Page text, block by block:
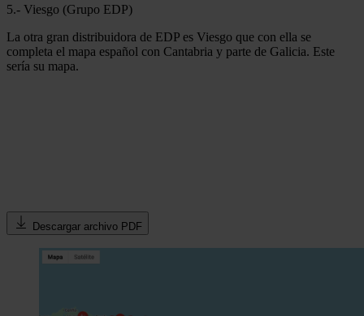
5.- Viesgo (Grupo EDP)
La otra gran distribuidora de EDP es Viesgo que con ella se
completa el mapa español con Cantabria y parte de Galicia. Este
sería su mapa.
Descargar archivo PDF